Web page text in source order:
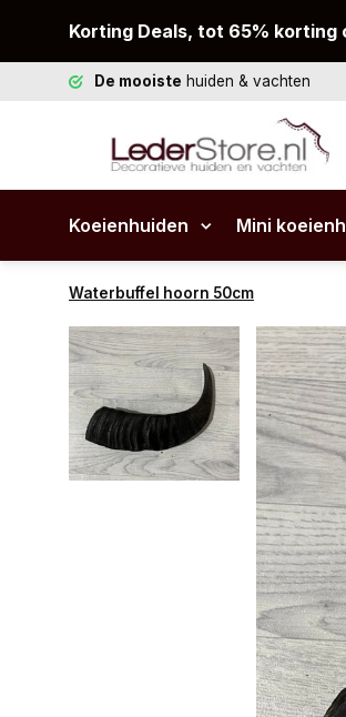
Korting Deals, tot 65% korting
De mooiste huiden & vachten
Koeienhuiden Mini
Waterbuffel hoorn 50cm